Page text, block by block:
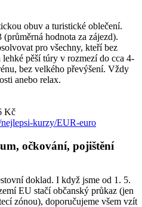
obuv a turistické oblečení.
hodnota za zájezd).
pro všechny, kteří bez
pěší túry v rozmezí do cca 4-
bez velkého převýšení. Vždy
anebo relax.
Kč
kurzy/EUR-euro
očkování, pojištění
doklad. I když jsme od 1. 5.
EU stačí občanský průkaz (jen
zónou), doporučujeme všem vzít